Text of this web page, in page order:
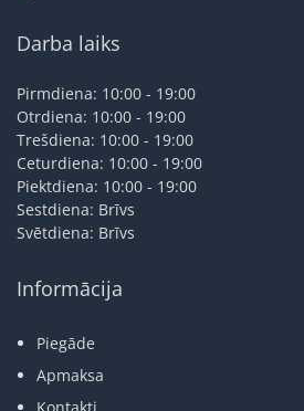
Darba laiks
Pirmdiena: 10:00 - 19:00
Otrdiena: 10:00 - 19:00
Trešdiena: 10:00 - 19:00
Ceturdiena: 10:00 - 19:00
Piektdiena: 10:00 - 19:00
Sestdiena: Brīvs
Svētdiena: Brīvs
Informācija
Piegāde
Apmaksa
Kontakti